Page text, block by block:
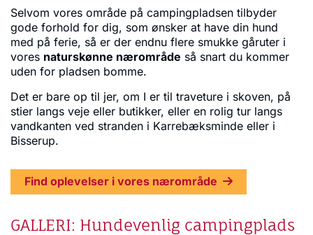
Selvom vores område på campingpladsen tilbyder
gode forhold for dig, som ønsker at have din hund
med på ferie, så er der endnu flere smukke gåruter i
vores naturskønne nærområde så snart du kommer
uden for pladsen bomme.
Det er bare op til jer, om I er til traveture i skoven, på
stier langs veje eller butikker, eller en rolig tur langs
vandkanten ved stranden i Karrebæksminde eller i
Bisserup.
Find oplevelser i vores nærområde
GALLERI: Hundevenlig campingplads